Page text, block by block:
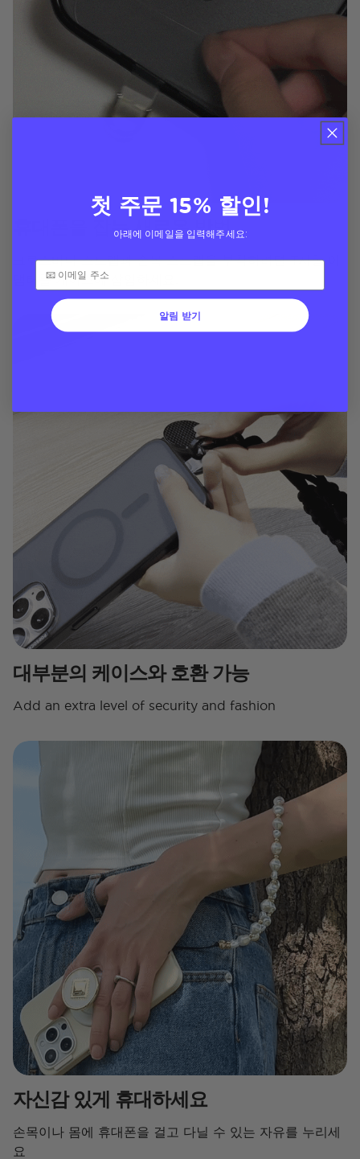
휴대폰을 잡는 새로운 방법
크로스바디 스트랩과 손목 스트랩을 부착하려면 T자형 어
댑터를 케이스에 삽입하세요.
대부분의 케이스와 호환 가능
Add an extra level of security and fashion
자신감 있게 휴대하세요
손목이나 몸에 휴대폰을 걸고 다닐 수 있는 자유를 누리세
요
첫 주문 15% 할인!
아래에 이메일을 입력해주세요:
알림 받기